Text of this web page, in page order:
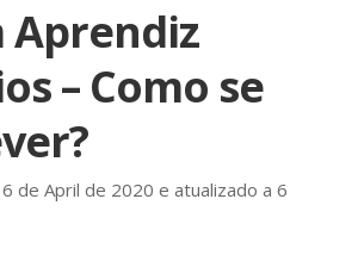
Aprendiz
– Como se
de April de 2020 e atualizado a 6